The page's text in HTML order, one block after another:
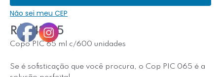
Não sei meu CEP
R$543,55
Copo PIC 65 ml c/600 unidades
Se é sofisticação que você procura, o Cop PIC 065 é a